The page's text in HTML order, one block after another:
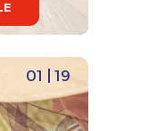
01 | 19